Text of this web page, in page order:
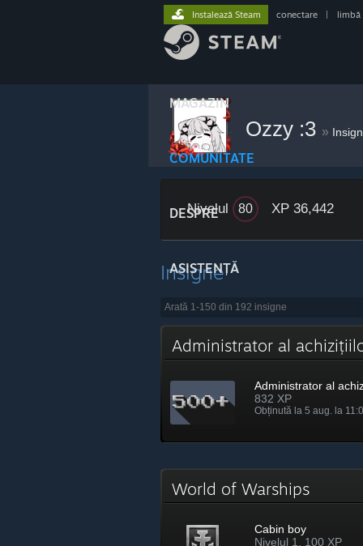
MAGAZIN
COMUNITATE
DESPRE
ASISTENȚĂ
Instalează Steam conectare limbă
Ozzy :3 »
Nivelul 80 XP 36,442
Insigne
Arată 1-150 din 192 insigne
Administrator al
Administrator al
832 XP
Obținută la 5 aug. la
World of Warships
Cabin boy
Nivelul 1, 100 XP